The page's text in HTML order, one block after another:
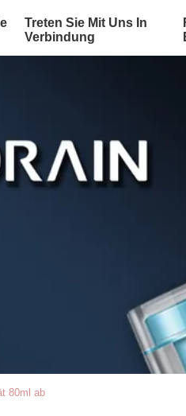
Treten Sie Mit Uns In
Verbindung
80ml ab